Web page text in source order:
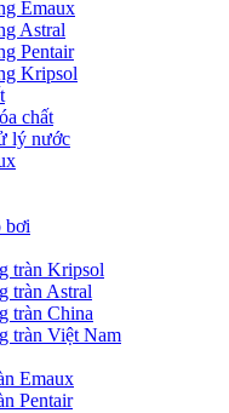
Emaux
Astral
Pentair
Kripsol
chất
lý nước
bơi
tràn Kripsol
tràn Astral
tràn China
tràn Việt Nam
Emaux
Pentair